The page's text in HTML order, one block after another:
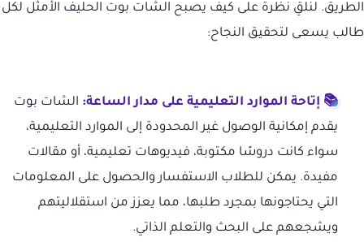
الطريق. لنلقِ نظرة على كيف يصبح الشات بوت الحليف الأمثل لكل
طالب يسعى لتحقيق النجاح:
📚 إتاحة الموارد التعليمية على مدار الساعة: الشات بوت
يقدم إمكانية الوصول غير المحدودة إلى الموارد التعليمية،
سواء كانت دروسًا مكتوبة، فيديوهات تعليمية، أو مقالات
مفيدة. يمكن للطلاب الاستفسار والحصول على المعلومات
التي يحتاجونها بمجرد طلبها، مما يعزز من استقلاليتهم
ويشجعهم على البحث والتعلم الذاتي.